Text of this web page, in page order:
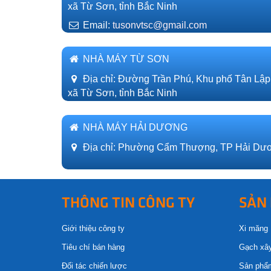
xã Từ Sơn, tỉnh Bắc Ninh
Email: tusonvtsc@gmail.com
NHÀ MÁY TỪ SƠN
Địa chỉ: Đường Trần Phú, Khu phố Tân
xã Từ Sơn, tỉnh Bắc Ninh
NHÀ MÁY HẢI DƯƠNG
Địa chỉ: Phường Cẩm Thượng, TP Hải
THÔNG TIN CÔNG TY
Giới thiệu công ty
Tiêu chí bán hàng
Đối tác chiến lược
SẢN
Xi măng
Gạch
Sản